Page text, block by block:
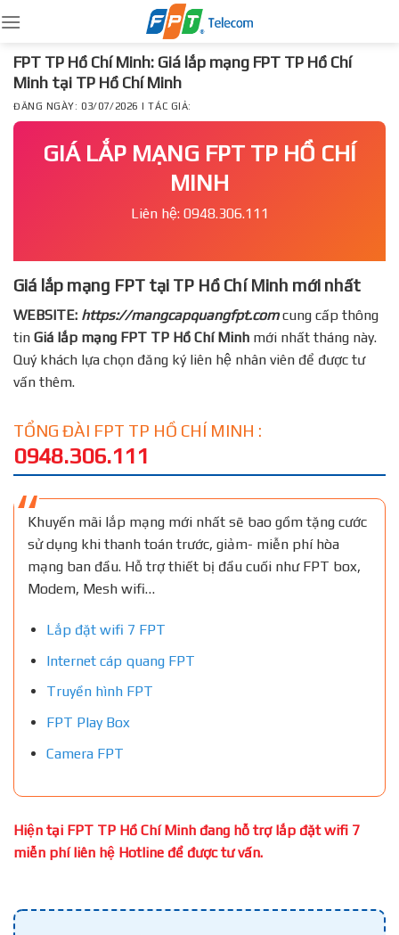
to
content
FPT TP Hồ Chí Minh: Giá lắp mạng FPT TP Hồ Chí
Minh tại TP Hồ Chí Minh
ĐĂNG NGÀY: 03/07/2026 | TÁC GIẢ:
GIÁ LẮP MẠNG FPT TP HỒ CHÍ
MINH
Liên hệ: 0948.306.111
Giá lắp mạng FPT tại TP Hồ Chí Minh mới nhất
WEBSITE: https://mangcapquangfpt.comcung cấp thông
tin Giá lắp mạng FPT TP Hồ Chí Minh mới nhất tháng này.
Quý khách lựa chọn đăng ký liên hệ nhân viên để được tư
vấn thêm.
TỔNG ĐÀI FPT TP HỒ CHÍ MINH :
0948.306.111
Khuyến mãi lắp mạng mới nhất sẽ bao gồm tặng cước
sử dụng khi thanh toán trước, giảm- miễn phí hòa
mạng ban đầu. Hỗ trợ thiết bị đầu cuối như FPT box,
Modem, Mesh wifi…
Lắp đặt wifi 7 FPT
Internet cáp quang FPT
Truyền hình FPT
FPT Play Box
Camera FPT
Hiện tại FPT TP Hồ Chí Minh đang hỗ trợ lắp đặt wifi 7
miễn phí liên hệ Hotline để được tư vấn.